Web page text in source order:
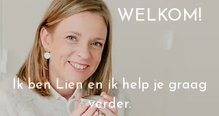
WELKOM!
Ik ben Lien en ik help je graag
verder.